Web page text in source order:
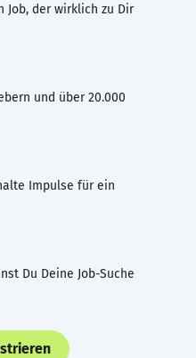
Job, der wirklich zu Dir
und über 20.000
Impulse für ein
Du Deine Job-Suche